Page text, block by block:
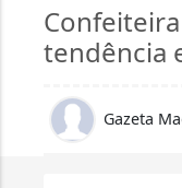
tendência
Gazeta